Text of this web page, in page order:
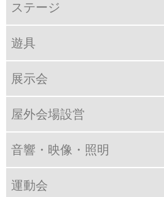
ステージ
遊具
展示会
屋外会場設営
音響・映像・照明
運動会